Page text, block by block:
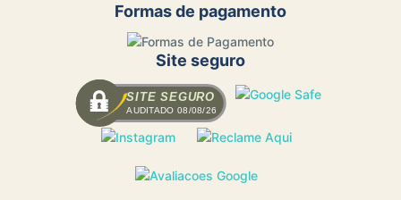
Formas de pagamento
Site seguro
SITE SEGURO
AUDITADO 08/08/26